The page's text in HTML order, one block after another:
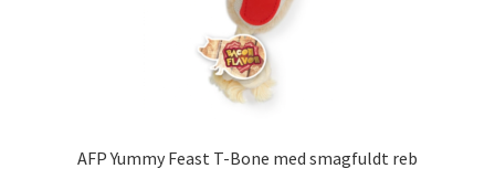
AFP Yummy Feast T-Bone med smagfuldt reb